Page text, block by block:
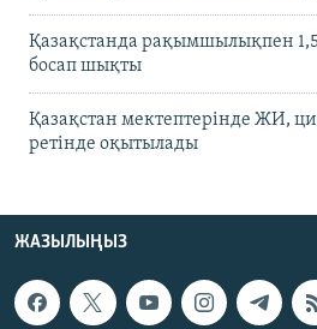
Қазақстанда рақымшылықпен
босап шықты
Қазақстан мектептерінде ЖИ,
ретінде оқытылады
ЖАЗЫЛЫҢЫЗ